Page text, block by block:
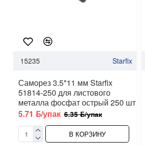
15235 Starfix
Саморез 3.5*11 мм Starfix
51814-250 для листового
металла фосфат острый 250 шт
5.71 ƃ/упак 6.35 ƃ/упак
В КОРЗИНУ